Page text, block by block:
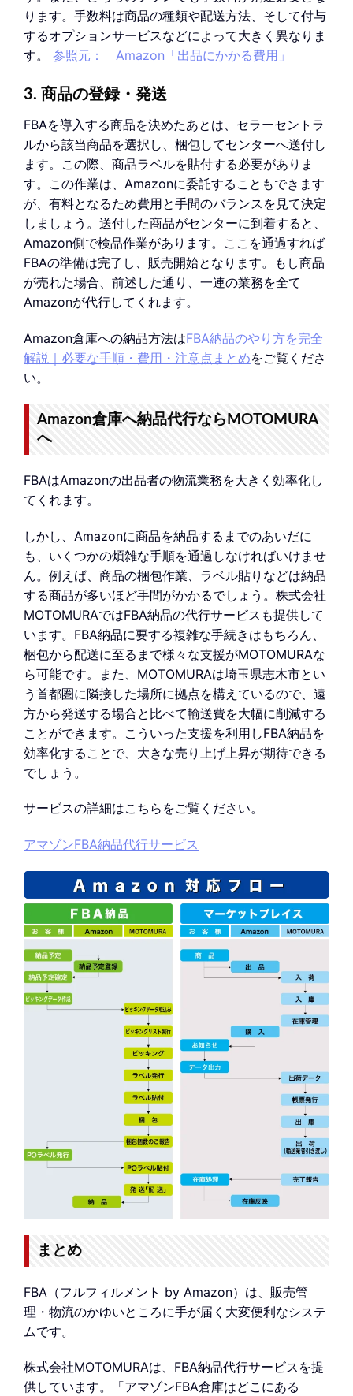
ります。手数料は商品の種類や配送方法、そして付与
するオプションサービスなどによって大きく異なりま
す。 参照元： Amazon「出品にかかる費用」
3. 商品の登録・発送
FBAを導入する商品を決めたあとは、セラーセントラ
ルから該当商品を選択し、梱包してセンターへ送付し
ます。この際、商品ラベルを貼付する必要がありま
す。この作業は、Amazonに委託することもできます
が、有料となるため費用と手間のバランスを見て決定
しましょう。送付した商品がセンターに到着すると、
Amazon側で検品作業があります。ここを通過すれば
FBAの準備は完了し、販売開始となります。もし商品
が売れた場合、前述した通り、一連の業務を全て
Amazonが代行してくれます。
Amazon倉庫への納品方法はFBA納品のやり方を完全
解説｜必要な手順・費用・注意点まとめをご覧くださ
い。
Amazon倉庫へ納品代行ならMOTOMURA
へ
FBAはAmazonの出品者の物流業務を大きく効率化し
てくれます。
しかし、Amazonに商品を納品するまでのあいだに
も、いくつかの煩雑な手順を通過しなければいけませ
ん。例えば、商品の梱包作業、ラベル貼りなどは納品
する商品が多いほど手間がかかるでしょう。株式会社
MOTOMURAではFBA納品の代行サービスも提供して
います。FBA納品に要する複雑な手続きはもちろん、
梱包から配送に至るまで様々な支援がMOTOMURAな
ら可能です。また、MOTOMURAは埼玉県志木市とい
う首都圏に隣接した場所に拠点を構えているので、遠
方から発送する場合と比べて輸送費を大幅に削減する
ことができます。こういった支援を利用しFBA納品を
効率化することで、大きな売り上げ上昇が期待できる
でしょう。
サービスの詳細はこちらをご覧ください。
アマゾンFBA納品代行サービス
まとめ
FBA（フルフィルメント by Amazon）は、販売管
理・物流のかゆいところに手が届く大変便利なシステ
ムです。
株式会社MOTOMURAは、FBA納品代行サービスを提
供しています。「アマゾンFBA倉庫はどこにある